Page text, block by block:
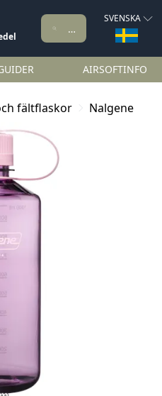
SVENSKA
AIRSOFTINFO
fältflaskor Nalgene